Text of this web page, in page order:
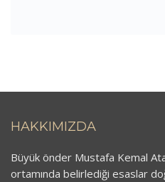
HAKKIMIZDA
Büyük önder Mustafa Kemal
ortamında belirlediği esaslar